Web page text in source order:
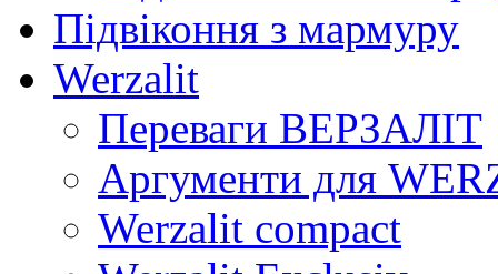
Підвіконня з мармуру
Werzalit
Переваги ВЕРЗАЛІТ
Аргументи для
Werzalit compact